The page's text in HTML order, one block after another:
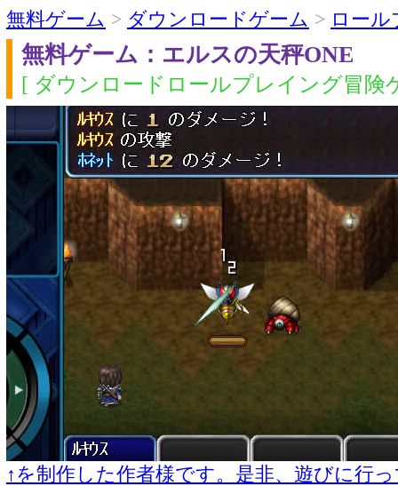
無料ゲーム > ダウンロードゲーム > ロー
無料ゲーム：エルスの天秤ONE
[ ダウンロードロールプレイング冒険
↑を制作した作者様です。是非、遊びに行